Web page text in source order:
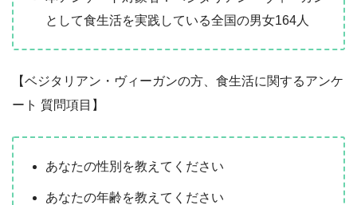
として食生活を実践している全国の男女164人
【ベジタリアン・ヴィーガンの方、食生活に関するアンケ
ート 質問項目】
あなたの性別を教えてください
あなたの年齢を教えてください